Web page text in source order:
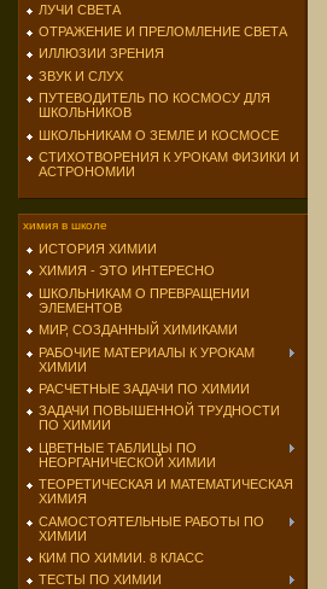
ЛУЧИ СВЕТА
ОТРАЖЕНИЕ И ПРЕЛОМЛЕНИЕ СВЕТА
ИЛЛЮЗИИ ЗРЕНИЯ
ЗВУК И СЛУХ
ПУТЕВОДИТЕЛЬ ПО КОСМОСУ ДЛЯ
ШКОЛЬНИКОВ
ШКОЛЬНИКАМ О ЗЕМЛЕ И КОСМОСЕ
СТИХОТВОРЕНИЯ К УРОКАМ ФИЗИКИ И
АСТРОНОМИИ
химия в школе
ИСТОРИЯ ХИМИИ
ХИМИЯ - ЭТО ИНТЕРЕСНО
ШКОЛЬНИКАМ О ПРЕВРАЩЕНИИ
ЭЛЕМЕНТОВ
МИР, СОЗДАННЫЙ ХИМИКАМИ
РАБОЧИЕ МАТЕРИАЛЫ К УРОКАМ
ХИМИИ
РАСЧЕТНЫЕ ЗАДАЧИ ПО ХИМИИ
ЗАДАЧИ ПОВЫШЕННОЙ ТРУДНОСТИ
ПО ХИМИИ
ЦВЕТНЫЕ ТАБЛИЦЫ ПО
НЕОРГАНИЧЕСКОЙ ХИМИИ
ТЕОРЕТИЧЕСКАЯ И МАТЕМАТИЧЕСКАЯ
ХИМИЯ
САМОСТОЯТЕЛЬНЫЕ РАБОТЫ ПО
ХИМИИ
КИМ ПО ХИМИИ. 8 КЛАСС
ТЕСТЫ ПО ХИМИИ